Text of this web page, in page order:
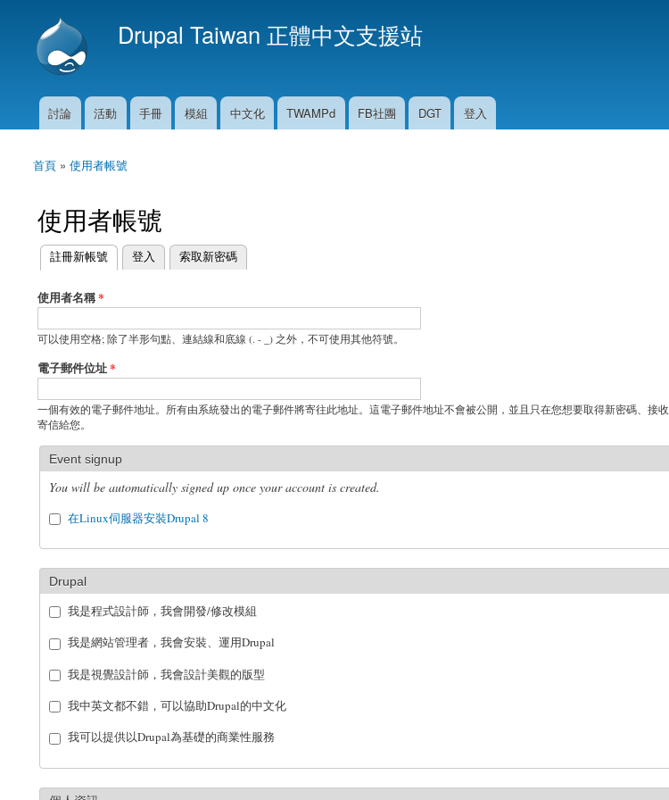
Drupal Taiwan 正體中文支援站
主選單
討論 活動 手冊 模組 中文化 TWAMPd FB社團 DGT 登入
您在這裡
首頁 » 使用者帳號
使用者帳號
主要索引標籤
註冊新帳號
(作用中頁籤) 登入 索取新密碼
使用者名稱*
可以使用空格; 除了半形句點、連結線和底線 (. - _) 之外，不可使用其他符號。
電子郵件位址*
一個有效的電子郵件地址。所有由系統發出的電子郵件將寄往此地址。這電子郵件地址不會被公開，並且只在您想要取得新密碼、接
寄信給您。
Event signup
You will be automatically signed up once your account is created.
在Linux伺服器安裝Drupal 8
Drupal
我是程式設計師，我會開發/修改模組
我是網站管理者，我會安裝、運用Drupal
我是視覺設計師，我會設計美觀的版型
我中英文都不錯，可以協助Drupal的中文化
我可以提供以Drupal為基礎的商業性服務